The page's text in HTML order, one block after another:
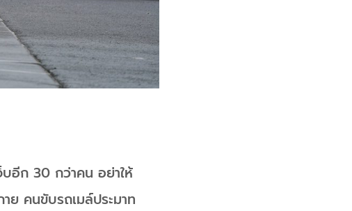
อีก 30 กว่าคน อย่าให้
ย คนขับรถเมล์ประมาท